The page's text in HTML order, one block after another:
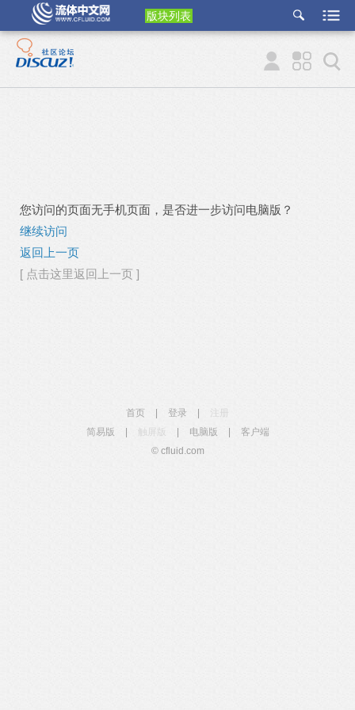
版块列表
etu
p
您访问的页面无手机页面，是否进一步访问电脑版？
继续访问
返回上一页
[ 点击这里返回上一页 ]
首页 登录
简易版
触屏版 电脑版
客户端
© cfluid.com